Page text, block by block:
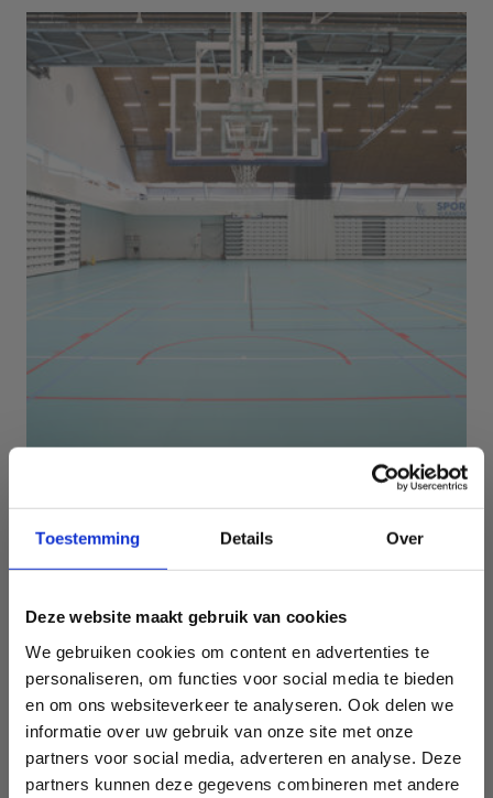
Toestemming Details Over
Deze website maakt gebruik van cookies
We gebruiken cookies om content en advertenties te
personaliseren, om functies voor social media te bieden
en om ons websiteverkeer te analyseren. Ook delen we
informatie over uw gebruik van onze site met onze
partners voor social media, adverteren en analyse. Deze
partners kunnen deze gegevens combineren met andere
Sport Vlaanderen Herentals